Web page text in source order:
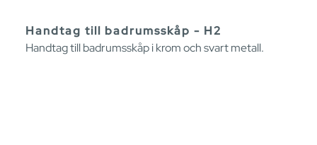
Handtag till badrumsskåp - H2
Handtag till badrumsskåp i krom och svart metall.